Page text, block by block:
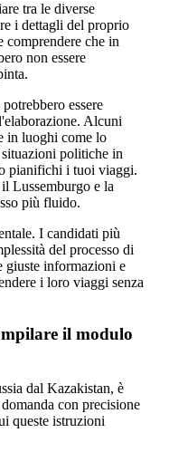
tra le diverse
i dettagli del proprio
comprendere che in
non essere
essere
Alcuni
in luoghi come lo
politiche in
pianifichi i tuoi viaggi.
Lussemburgo e la
più fluido.
I candidati più
del processo di
giuste informazioni e
i loro viaggi senza
il modulo
dal Kazakistan, è
con precisione
queste istruzioni